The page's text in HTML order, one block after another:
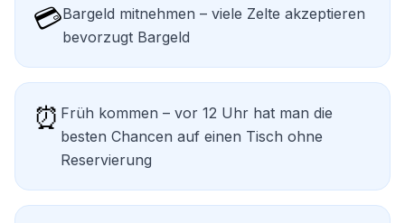
💳Bargeld mitnehmen – viele Zelte akzeptieren
bevorzugt Bargeld
⏰ Früh kommen – vor 12 Uhr hat man die
besten Chancen auf einen Tisch ohne
Reservierung